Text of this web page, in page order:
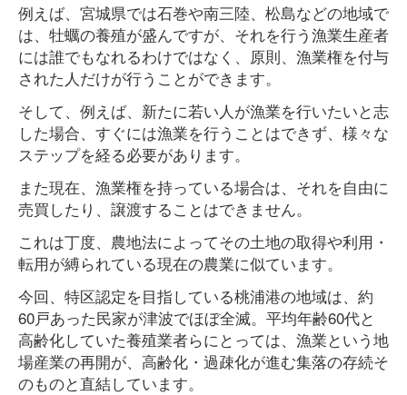
例えば、宮城県では石巻や南三陸、松島などの地域で
は、牡蠣の養殖が盛んですが、それを行う漁業生産者
には誰でもなれるわけではなく、原則、漁業権を付与
された人だけが行うことができます。
そして、例えば、新たに若い人が漁業を行いたいと志
した場合、すぐには漁業を行うことはできず、様々な
ステップを経る必要があります。
また現在、漁業権を持っている場合は、それを自由に
売買したり、譲渡することはできません。
これは丁度、農地法によってその土地の取得や利用・
転用が縛られている現在の農業に似ています。
今回、特区認定を目指している桃浦港の地域は、約
60戸あった民家が津波でほぼ全滅。平均年齢60代と
高齢化していた養殖業者らにとっては、漁業という地
場産業の再開が、高齢化・過疎化が進む集落の存続そ
のものと直結しています。